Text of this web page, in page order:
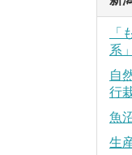
「
系
自
行
魚
生